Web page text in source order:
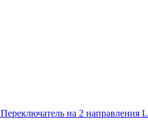
Переключатель на 2 направления